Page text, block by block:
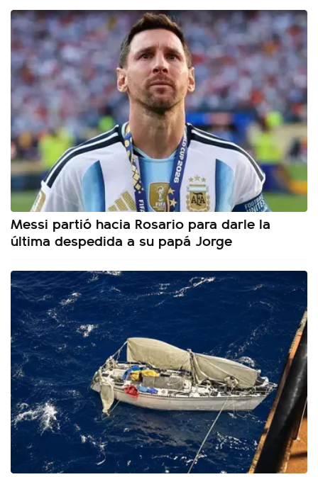
Messi partió hacia Rosario para darle la
última despedida a su papá Jorge